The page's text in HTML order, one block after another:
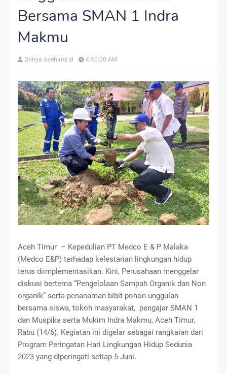
Bersama SMAN 1 Indra
Makmu
Donya Aceh.my.id 4:40:00 AM
Aceh Timur – Kepedulian PT Medco E & P Malaka
(Medco E&P) terhadap kelestarian lingkungan hidup
terus diimplementasikan. Kini, Perusahaan menggelar
diskusi bertema “Pengelolaan Sampah Organik dan Non
organik” serta penanaman bibit pohon unggulan
bersama siswa, tokoh masyarakat, pengajar SMAN 1
dan Muspika serta Mukim Indra Makmu, Aceh Timur,
Rabu (14/6). Kegiatan ini digelar sebagai rangkaian dari
Program Peringatan Hari Lingkungan Hidup Sedunia
2023 yang diperingati setiap 5 Juni.